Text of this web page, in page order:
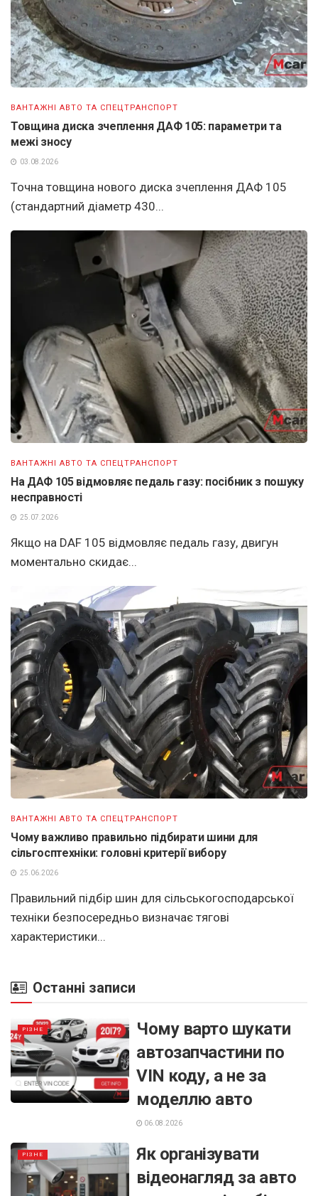
ВАНТАЖНІ АВТО ТА СПЕЦТРАНСПОРТ
Товщина диска зчеплення ДАФ 105: параметри та
межі зносу
03.08.2026
Точна товщина нового диска зчеплення ДАФ 105
(стандартний діаметр 430...
ВАНТАЖНІ АВТО ТА СПЕЦТРАНСПОРТ
На ДАФ 105 відмовляє педаль газу: посібник з пошуку
несправності
25.07.2026
Якщо на DAF 105 відмовляє педаль газу, двигун
моментально скидає...
ВАНТАЖНІ АВТО ТА СПЕЦТРАНСПОРТ
Чому важливо правильно підбирати шини для
сільгосптехніки: головні критерії вибору
25.06.2026
Правильний підбір шин для сільськогосподарської
техніки безпосередньо визначає тягові
характеристики...
Останні записи
РІЗНЕ
Чому варто шукати
автозапчастини по
VIN коду, а не за
моделлю авто
06.08.2026
РІЗНЕ
Як організувати
відеонагляд за авто